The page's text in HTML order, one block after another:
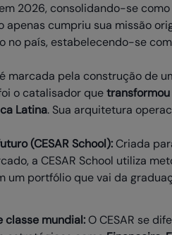
2026, consolidando-se como
apenas cumpriu sua missão
no país, estabelecendo-se
marcada pela construção de
o catalisador que
Latina. Sua arquitetura
(CESAR School):Criada
a CESAR School utiliza
um portfólio que vai da
classe mundial:O CESAR se